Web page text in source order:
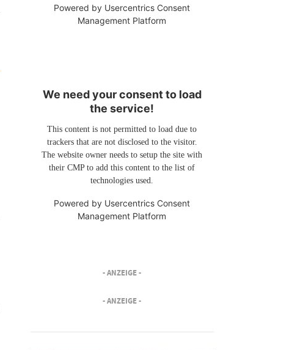
Powered by Usercentrics Consent
Management Platform
We need your consent to load
the service!
This content is not permitted to load due to
trackers that are not disclosed to the visitor.
The website owner needs to setup the site with
their CMP to add this content to the list of
technologies used.
Powered by Usercentrics Consent
Management Platform
- ANZEIGE -
- ANZEIGE -